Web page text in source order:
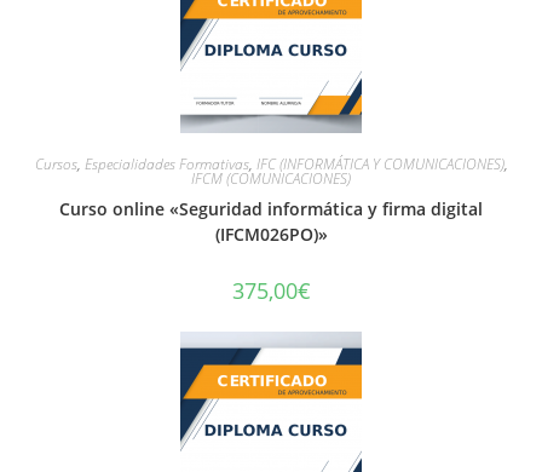
Cursos, Especialidades Formativas, IFC (INFORMÁTICA Y COMUNICACIONES),
IFCM (COMUNICACIONES)
Curso online «Seguridad informática y firma digital
(IFCM026PO)»
375,00€